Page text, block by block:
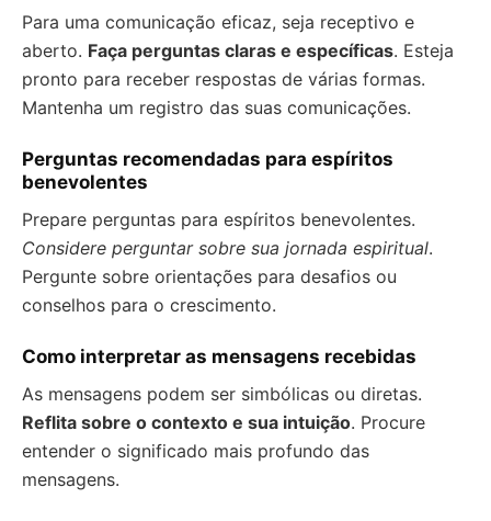
Para uma comunicação eficaz, seja receptivo e
aberto. Faça perguntas claras e específicas. Esteja
pronto para receber respostas de várias formas.
Mantenha um registro das suas comunicações.
Perguntas recomendadas para espíritos
benevolentes
Prepare perguntas para espíritos benevolentes.
Considere perguntar sobre sua jornada espiritual.
Pergunte sobre orientações para desafios ou
conselhos para o crescimento.
Como interpretar as mensagens recebidas
As mensagens podem ser simbólicas ou diretas.
Reflita sobre o contexto e sua intuição. Procure
entender o significado mais profundo das
mensagens.